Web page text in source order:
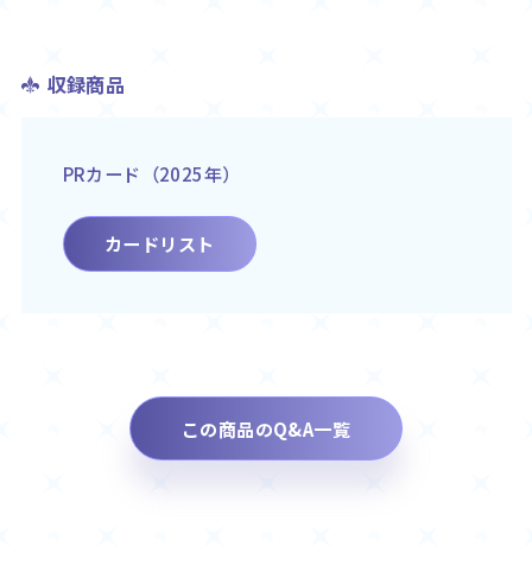
収録商品
PRカード（2025年）
カードリスト
この商品のQ&A一覧